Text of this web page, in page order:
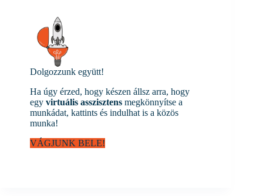
Dolgozzunk együtt!
Ha úgy érzed, hogy készen állsz arra, hogy
egy virtuális asszisztens megkönnyítse a
munkádat, kattints és indulhat is a közös
munka!
VÁGJUNK BELE!